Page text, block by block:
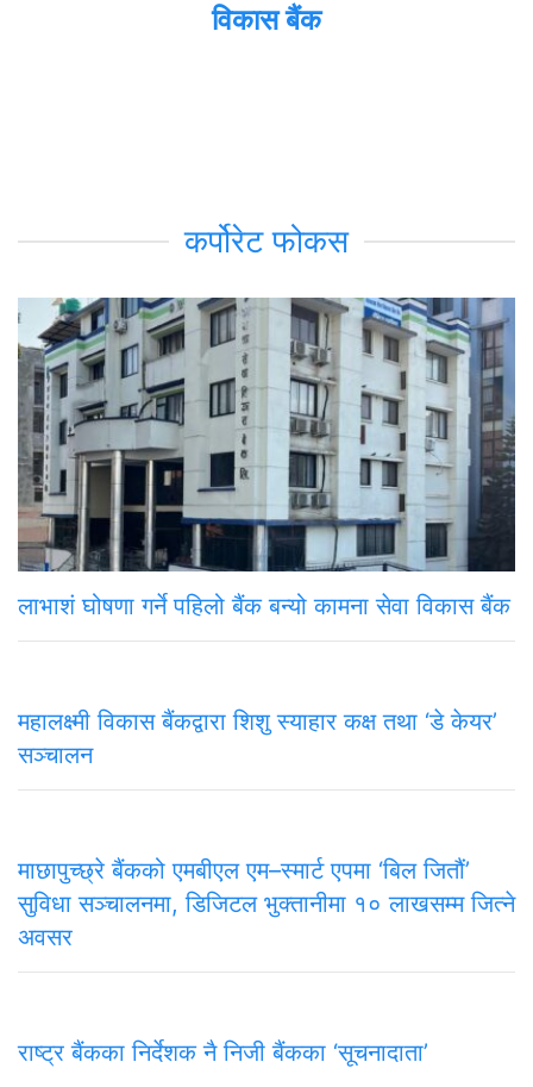
विकास बैंक
कर्पोरेट फोकस
लाभाशं घोषणा गर्ने पहिलो बैंक बन्यो कामना सेवा विकास बैंक
महालक्ष्मी विकास बैंकद्वारा शिशु स्याहार कक्ष तथा ‘डे केयर’
सञ्चालन
माछापुच्छ्रे बैंकको एमबीएल एम–स्मार्ट एपमा ‘बिल जितौं’
सुविधा सञ्चालनमा, डिजिटल भुक्तानीमा १० लाखसम्म जित्ने
अवसर
राष्ट्र बैंकका निर्देशक नै निजी बैंकका ‘सूचनादाता’